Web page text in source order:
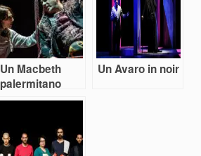
Un Macbeth
palermitano
Un Avaro in noir